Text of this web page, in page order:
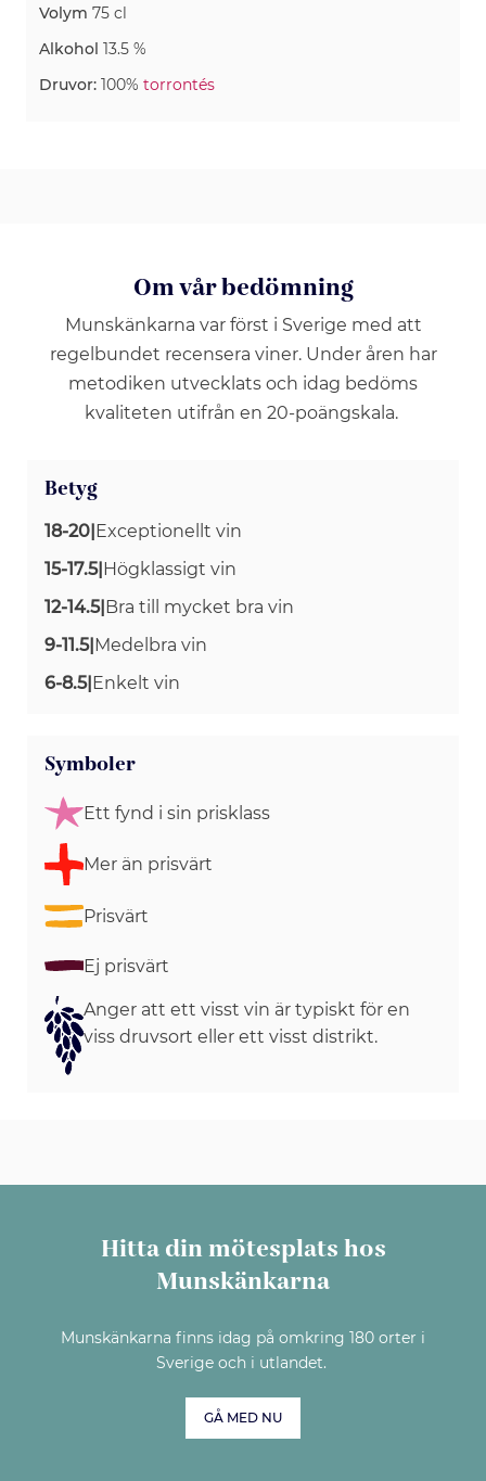
Volym 75 cl
Alkohol 13.5 %
Druvor: 100% torrontés
Om vår bedömning
Munskänkarna var först i Sverige med att
regelbundet recensera viner. Under åren har
metodiken utvecklats och idag bedöms
kvaliteten utifrån en 20-poängskala.
Betyg
18-20 Exceptionellt vin
15-17.5| Högklassigt vin
12-14.5| Bra till mycket bra vin
9-11.5| Medelbra vin
6-8.5| Enkelt vin
Symboler
Ett fynd i sin prisklass
Mer än prisvärt
Prisvärt
Ej prisvärt
Anger att ett visst vin är typiskt för en
viss druvsort eller ett visst distrikt.
Hitta din mötesplats hos
Munskänkarna
Munskänkarna finns idag på omkring 180 orter i
Sverige och i utlandet.
GÅ MED NU